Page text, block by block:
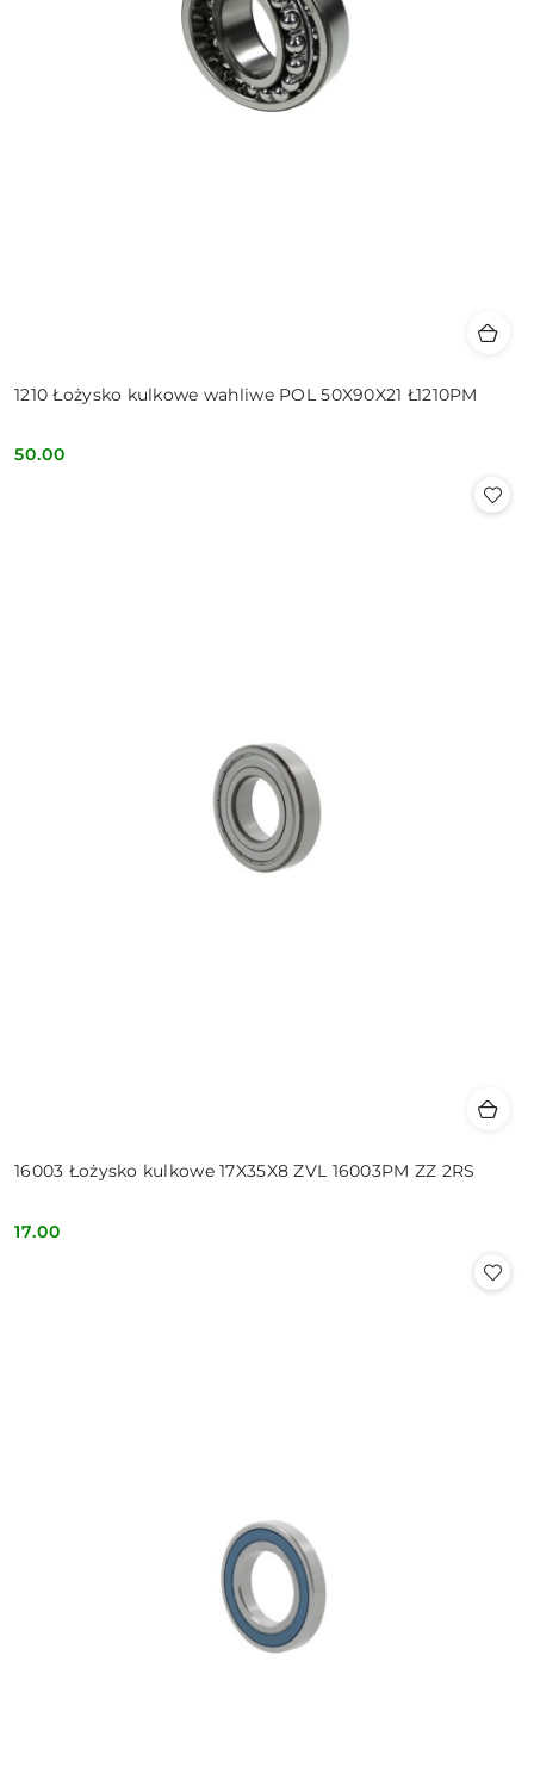
1210 Łożysko kulkowe wahliwe POL 50X90X21 Ł1210PM
Cena:
50.00
16003 Łożysko kulkowe 17X35X8 ZVL 16003PM ZZ 2RS
Cena:
17.00